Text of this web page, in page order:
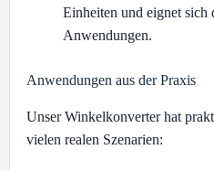
Einheiten und eignet sich
Anwendungen.
Anwendungen aus der Praxis
Unser Winkelkonverter hat
vielen realen Szenarien: